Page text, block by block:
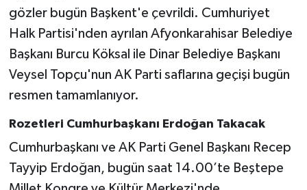
gözler bugün Başkent'e çevrildi. Cumhuriyet
Halk Partisi'nden ayrılan Afyonkarahisar Belediye
Başkanı Burcu Köksal ile Dinar Belediye Başkanı
Veysel Topçu'nun AK Parti saflarına geçişi bugün
resmen tamamlanıyor.
Rozetleri Cumhurbaşkanı Erdoğan Takacak
Cumhurbaşkanı ve AK Parti Genel Başkanı Recep
Tayyip Erdoğan, bugün saat 14.00’te Beştepe